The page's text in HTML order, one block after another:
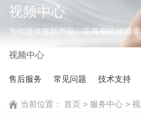
视频中心
为你提供最新产品、工具安装使用
视频中心
售后服务 常见问题 技术支持
当前位置： 首页 > 服务中心 >